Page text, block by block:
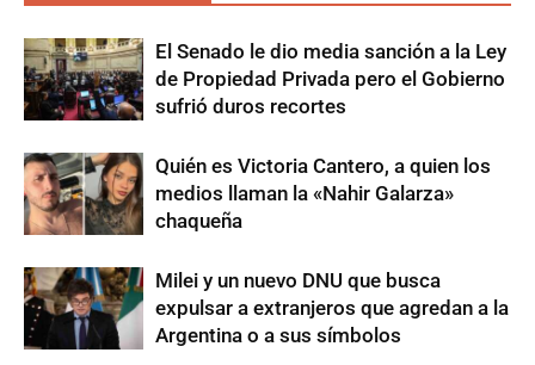
El Senado le dio media sanción a la Ley
de Propiedad Privada pero el Gobierno
sufrió duros recortes
Quién es Victoria Cantero, a quien los
medios llaman la «Nahir Galarza»
chaqueña
Milei y un nuevo DNU que busca
expulsar a extranjeros que agredan a la
Argentina o a sus símbolos